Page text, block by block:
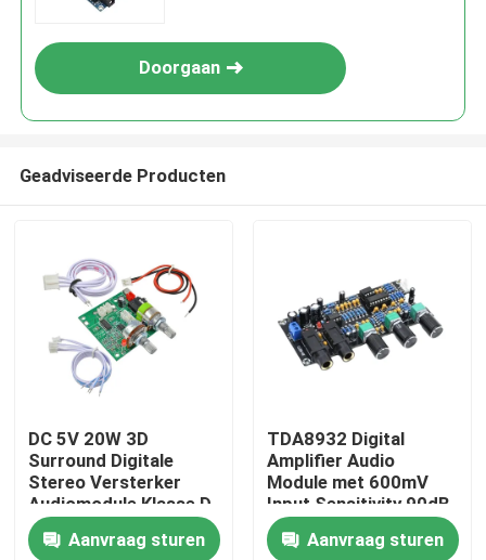
Thuis
Doorgaan
Geadviseerde Producten
DC 5V 20W 3D
Surround Digitale
Stereo Versterker
Audiomodule Klasse D
Versterker Board
Aanvraag sturen
TDA8932 Digital
Amplifier Audio
Module met 600mV
Input Sensitivity 90dB
SNR en 3W Output
PowerAanvraag sturen